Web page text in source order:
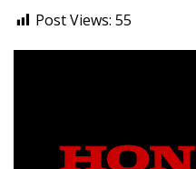
Post Views: 55